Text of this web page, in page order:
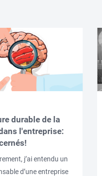
durable de la
l'entreprise:
j’ai entendu un
d’une entreprise